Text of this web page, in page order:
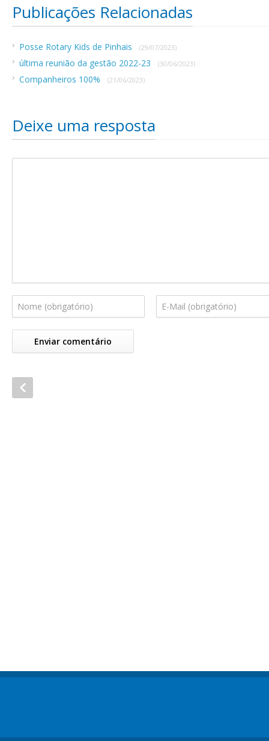
Publicações Relacionadas
Posse Rotary Kids de Pinhais (29/07/2023)
última reunião da gestão 2022-23 (30/06/2023)
Companheiros 100% (21/06/2023)
Deixe uma resposta